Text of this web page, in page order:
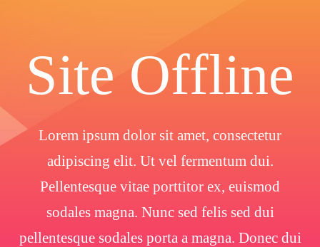
Site Offline
Lorem ipsum dolor sit amet, consectetur
adipiscing elit. Ut vel fermentum dui.
Pellentesque vitae porttitor ex, euismod
sodales magna. Nunc sed felis sed dui
pellentesque sodales porta a magna. Donec dui